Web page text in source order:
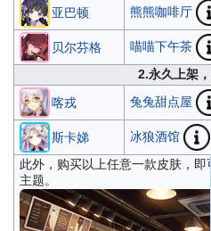
亚巴顿
熊熊咖啡厅
贝尔芬格 喵喵下午茶
2.永久上架，
喀戎
兔兔甜点屋
斯卡娣 冰狼酒馆
此外，购买以上任意一款皮肤，
主题。